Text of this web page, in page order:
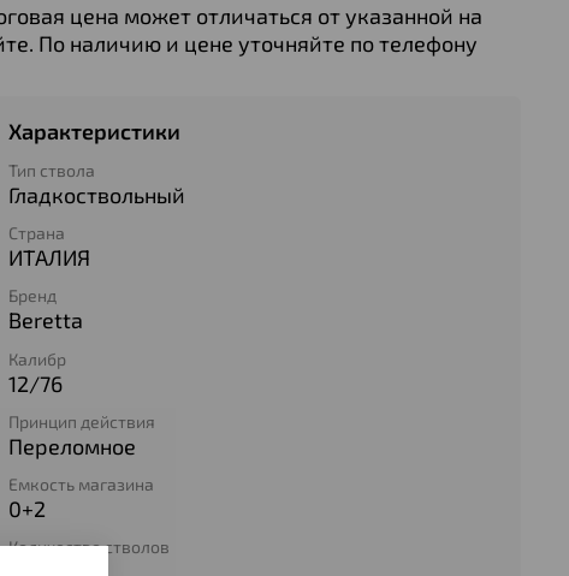
цена может отличаться от указанной на
По наличию и цене уточняйте по телефону
Характеристики
Тип ствола
Гладкоствольный
Страна
ИТАЛИЯ
Бренд
Beretta
Калибр
12/76
Принцип действия
Переломное
Емкость магазина
0+2
Количество стволов